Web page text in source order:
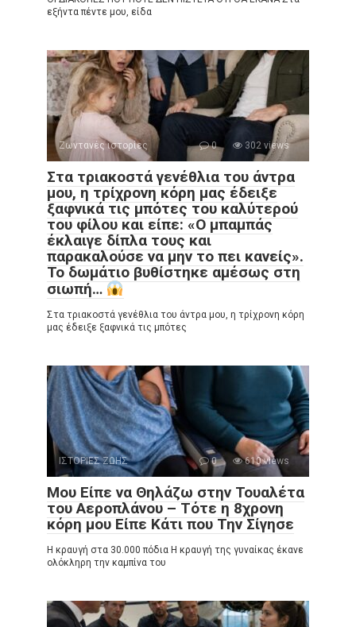
εξήντα πέντε μου, είδα
Ζωντανές ιστορίες 0 302 views
Στα τριακοστά γενέθλια του άντρα
μου, η τρίχρονη κόρη μας έδειξε
ξαφνικά τις μπότες του καλύτερού
του φίλου και είπε: «Ο μπαμπάς
έκλαιγε δίπλα τους και
παρακαλούσε να μην το πει κανείς».
Το δωμάτιο βυθίστηκε αμέσως στη
σιωπή…
Στα τριακοστά γενέθλια του άντρα μου, η τρίχρονη κόρη
μας έδειξε ξαφνικά τις μπότες
ΙΣΤΟΡΙΕΣ ΖΩΗΣ 0 610 views
Μου Είπε να Θηλάζω στην Τουαλέτα
του Αεροπλάνου – Τότε η 8χρονη
κόρη μου Είπε Κάτι που Την Σίγησε
Η κραυγή στα 30.000 πόδια Η κραυγή της γυναίκας έκανε
ολόκληρη την καμπίνα του